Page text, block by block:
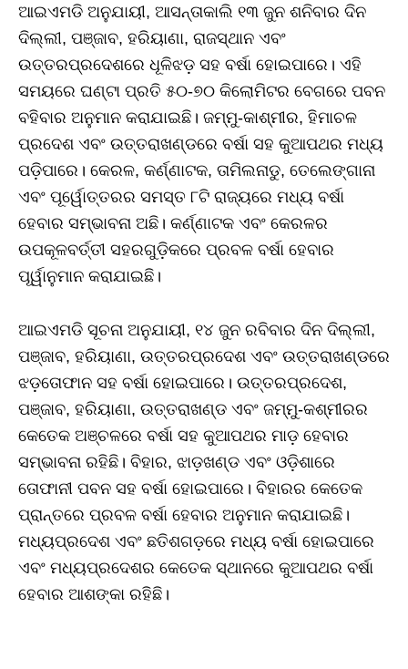
ଆଇଏମଡି ଅନୁଯାୟୀ, ଆସନ୍ତାକାଲି ୧୩ ଜୁନ ଶନିବାର ଦିନ
ଦିଲ୍ଲୀ, ପଞ୍ଜାବ, ହରିୟାଣା, ରାଜସ୍ଥାନ ଏବଂ
ଉତ୍ତରପ୍ରଦେଶରେ ଧୂଳିଝଡ଼ ସହ ବର୍ଷା ହୋଇପାରେ। ଏହି
ସମୟରେ ଘଣ୍ଟା ପ୍ରତି ୫୦-୭୦ କିଲୋମିଟର ବେଗରେ ପବନ
ବହିବାର ଅନୁମାନ କରାଯାଇଛି। ଜମ୍ମୁ-କାଶ୍ମୀର, ହିମାଚଳ
ପ୍ରଦେଶ ଏବଂ ଉତ୍ତରାଖଣ୍ଡରେ ବର୍ଷା ସହ କୁଆପଥର ମଧ୍ୟ
ପଡ଼ିପାରେ। କେରଳ, କର୍ଣ୍ଣାଟକ, ତାମିଲନାଡୁ, ତେଲେଙ୍ଗାନା
ଏବଂ ପୂର୍ୱୋତ୍ତରର ସମସ୍ତ ୮ଟି ରାଜ୍ୟରେ ମଧ୍ୟ ବର୍ଷା
ହେବାର ସମ୍ଭାବନା ଅଛି। କର୍ଣ୍ଣାଟକ ଏବଂ କେରଳର
ଉପକୂଳବର୍ତ୍ତୀ ସହରଗୁଡ଼ିକରେ ପ୍ରବଳ ବର୍ଷା ହେବାର
ପୂର୍ୱାନୁମାନ କରାଯାଇଛି।
ଆଇଏମଡି ସୂଚନା ଅନୁଯାୟୀ, ୧୪ ଜୁନ ରବିବାର ଦିନ ଦିଲ୍ଲୀ,
ପଞ୍ଜାବ, ହରିୟାଣା, ଉତ୍ତରପ୍ରଦେଶ ଏବଂ ଉତ୍ତରାଖଣ୍ଡରେ
ଝଡ଼ତୋଫାନ ସହ ବର୍ଷା ହୋଇପାରେ। ଉତ୍ତରପ୍ରଦେଶ,
ପଞ୍ଜାବ, ହରିୟାଣା, ଉତ୍ତରାଖଣ୍ଡ ଏବଂ ଜମ୍ମୁ-କଶ୍ମୀରର
କେତେକ ଅଞ୍ଚଳରେ ବର୍ଷା ସହ କୁଆପଥର ମାଡ଼ ହେବାର
ସମ୍ଭାବନା ରହିଛି। ବିହାର, ଝାଡ଼ଖଣ୍ଡ ଏବଂ ଓଡ଼ିଶାରେ
ତୋଫାନୀ ପବନ ସହ ବର୍ଷା ହୋଇପାରେ। ବିହାରର କେତେକ
ପ୍ରାନ୍ତରେ ପ୍ରବଳ ବର୍ଷା ହେବାର ଅନୁମାନ କରାଯାଇଛି।
ମଧ୍ୟପ୍ରଦେଶ ଏବଂ ଛତିଶଗଡ଼ରେ ମଧ୍ୟ ବର୍ଷା ହୋଇପାରେ
ଏବଂ ମଧ୍ୟପ୍ରଦେଶର କେତେକ ସ୍ଥାନରେ କୁଆପଥର ବର୍ଷା
ହେବାର ଆଶଙ୍କା ରହିଛି।